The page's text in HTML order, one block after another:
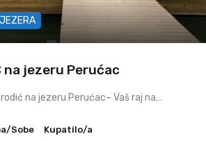
na jezeru Perućac
na jezeru Perućac– Vaš raj na…
Sobe Kupatilo/a